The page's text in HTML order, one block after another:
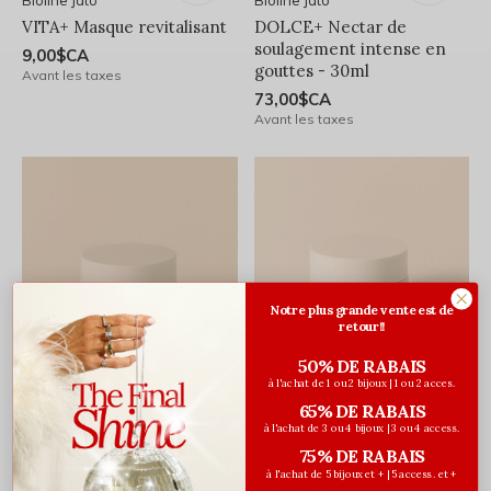
VITA+ Masque revitalisant
9,00$CA
Avant les taxes
DOLCE+ Nectar de
soulagement intense en
gouttes - 30ml
73,00$CA
Avant les taxes
Bioline Jatò
DOLCE+ Crème
adoucissante &
hydratante- 50ml
Bioline Jatò
DOLCE+ Crème
adoucissante &
nourrissante - 50ml
Notre plus grande vente est de
retour!!
50% DE RABAIS
à l'achat de 1 ou 2 bijoux | 1 ou 2 acces.
65% DE RABAIS
à l'achat de 3 ou 4 bijoux | 3 ou 4 access.
75% DE RABAIS
à l'achat de 5 bijoux et + | 5 access. et +